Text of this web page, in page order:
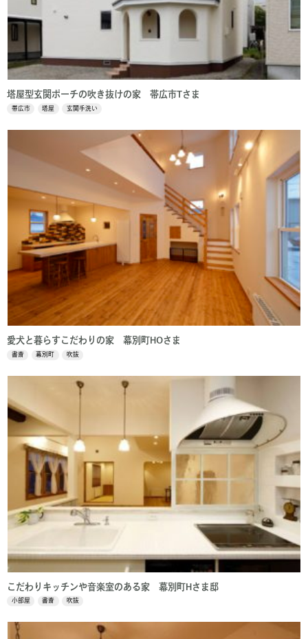
塔屋型玄関ポーチの吹き抜けの家 帯広市Tさま
帯広市 塔屋 玄関手洗い
愛犬と暮らすこだわりの家 幕別町HOさま
書斎 幕別町 吹抜
こだわりキッチンや音楽室のある家 幕別町Hさま邸
小部屋 書斎 吹抜